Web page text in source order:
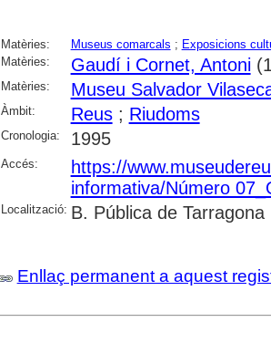
Matèries: Museus comarcals ; Exposicions
Matèries:
Gaudí i Cornet, Antoni
Matèries: Museu Salvador
Àmbit: Reus; Riudoms
Cronologia: 1995
Accés:
https://
informativa/Número
Localització: B. Pública de Tarragona
Enllaç permanent a aquest